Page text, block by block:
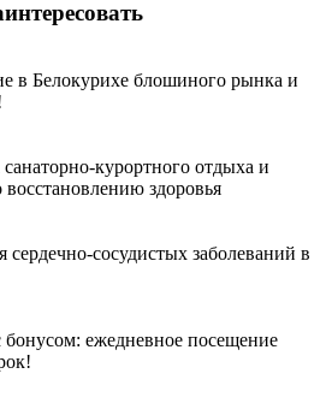
в Белокурихе блошиного рынка и
курортного отдыха и
здоровья
сосудистых заболеваний в
ежедневное посещение